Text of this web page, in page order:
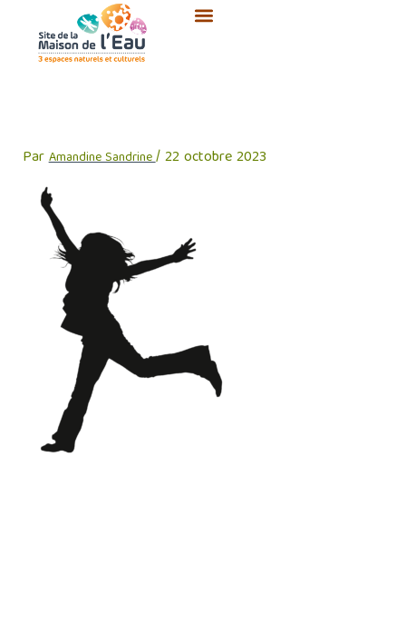
contenu
ParAmandine Sandrine/22 octobre 2023